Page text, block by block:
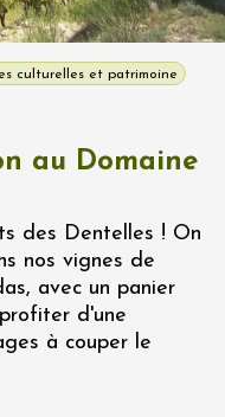
culturelles et patrimoine
au Domaine
des Dentelles ! On
nos vignes de
avec un panier
d'une
à couper le